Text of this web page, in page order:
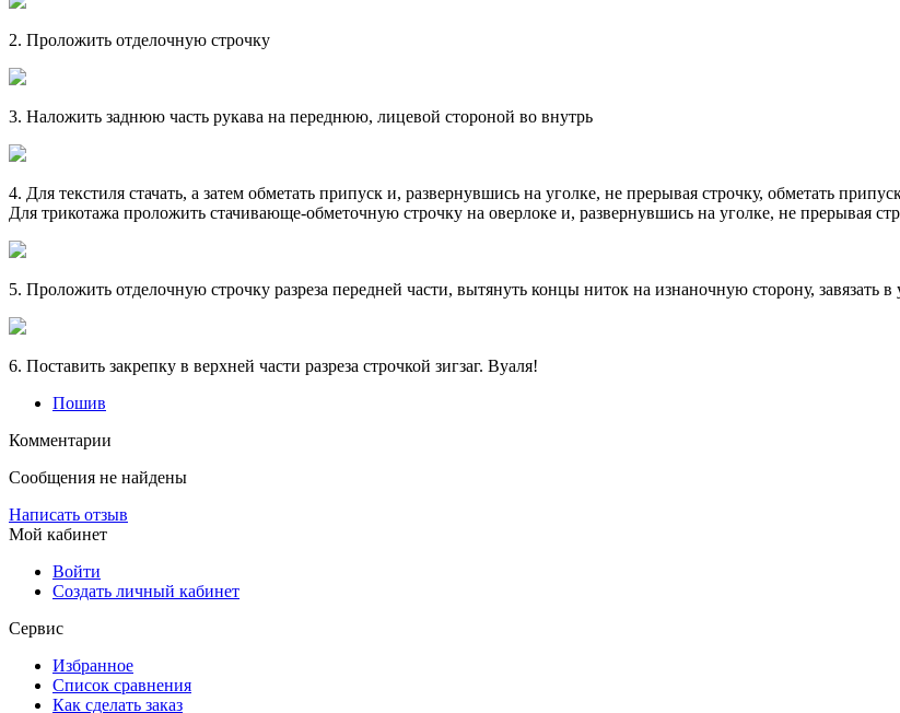
2. Проложить отделочную строчку
3. Наложить заднюю часть рукава на переднюю, лицевой стороной во внутрь
4. Для текстиля стачать, а затем обметать припуск и, развернувшись на уголке, не прерывая строчку, обметать
Для трикотажа проложить стачивающе-обметочную строчку на оверлоке и, развернувшись на уголке, не прерывая
5. Проложить отделочную строчку разреза передней части, вытянуть концы ниток на изнаночную сторону, завязать
6. Поставить закрепку в верхней части разреза строчкой зигзаг. Вуаля!
Пошив
Комментарии
Сообщения не найдены
Написать отзыв
Мой кабинет
Войти
Создать личный кабинет
Сервис
Избранное
Список сравнения
Как сделать заказ